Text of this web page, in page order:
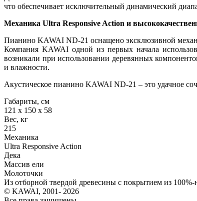
что обеспечивает исключительный динамический
Механика Ultra Responsive Action и
Пианино KAWAI ND-21 оснащено эксклюзивной
Компания KAWAI одной из первых начала
возникали при использовании деревянных
и влажности.
Акустическое пианино KAWAI ND-21 – это удачное
Габариты, см
121 x 150 x 58
Вес, кг
215
Механика
Ultra Responsive Action
Дека
Массив ели
Молоточки
Из отборной твердой древесины с покрытием из 100%-
© KAWAI, 2001- 2026